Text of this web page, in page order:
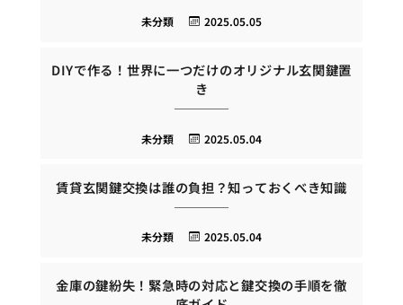
2025.05.05
未分類
DIYで作る！世界に一つだけのオリジナル玄関鍵置
き
2025.05.04
未分類
賃貸玄関鍵交換は誰の負担？知っておくべき知識
2025.05.04
未分類
金庫の鍵紛失！緊急時の対応と鍵交換の手順を徹